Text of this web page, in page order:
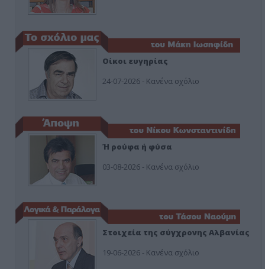
Οίκοι ευγηρίας
24-07-2026 - Κανένα σχόλιο
Ή ρούφα ή φύσα
03-08-2026 - Κανένα σχόλιο
Στοιχεία της σύγχρονης Αλβανίας
19-06-2026 - Κανένα σχόλιο